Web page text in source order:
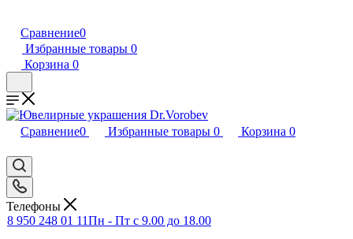
Сравнение0
Избранные товары 0
Корзина 0
Сравнение0 Избранные товары 0 Корзина 0
Телефоны
8 950 248 01 11Пн - Пт с 9.00 до 18.00